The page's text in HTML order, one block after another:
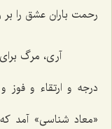
رحمت باران عشق را
آری، مرگ
درجه و ارتقاء و
«معاد شناسی» آمد